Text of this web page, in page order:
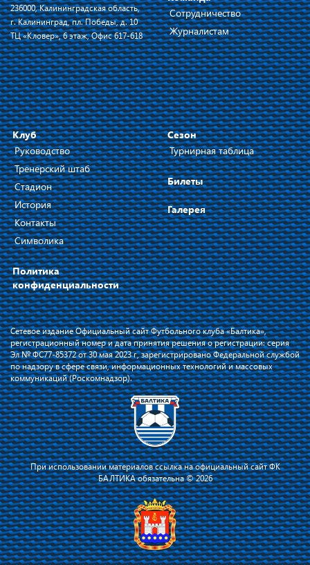
236000, Калининградская область,
г. Калининград, пл. Победы, д. 10
ТЦ «Кловер», 6 этаж, Офис 617-618
Сотрудничество
Журналистам
Клуб
Руководство
Тренерский штаб
Стадион
История
Контакты
Символика
Политика
конфиденциальности
Сезон
Турнирная таблица
Билеты
Галерея
Сетевое издание Официальный сайт Футбольного клуба «Балтика»,
регистрационный номер и дата принятия решения о регистрации: серия
Эл № ФС77-85372 от 30 мая 2023 г, зарегистрировано Федеральной службой
по надзору в сфере связи, информационных технологий и массовых
коммуникаций (Роскомнадзор).
При использовании материалов ссылка на официальный сайт ФК
БАЛТИКА обязательна © 2026